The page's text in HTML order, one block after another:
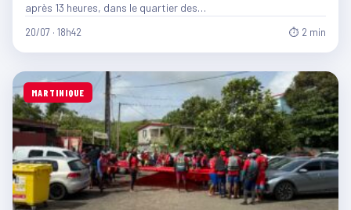
après 13 heures, dans le quartier des…
20/07 · 18h42 ⏱ 2 min
MARTINIQUE